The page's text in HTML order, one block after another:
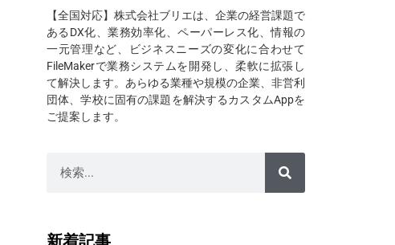
【全国対応】株式会社ブリエは、企業の経営課題で
あるDX化、業務効率化、ペーパーレス化、情報の
一元管理など、ビジネスニーズの変化に合わせて
FileMakerで業務システムを開発し、柔軟に拡張し
て解決します。あらゆる業種や規模の企業、非営利
団体、学校に固有の課題を解決するカスタムAppを
ご提案します。